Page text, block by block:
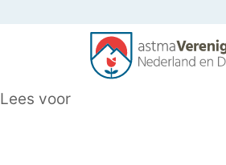
Lees voor